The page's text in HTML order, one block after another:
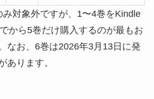
み対象外ですが、1〜4巻をKindle
から5巻だけ購入するのが最もお
なお、6巻は2026年3月13日に発
あります。